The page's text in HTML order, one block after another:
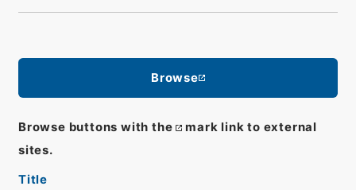
Browse
Browse buttons with the
mark link to external
sites.
Title